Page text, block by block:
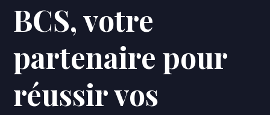
BCS, votre
partenaire pour
réussir vos